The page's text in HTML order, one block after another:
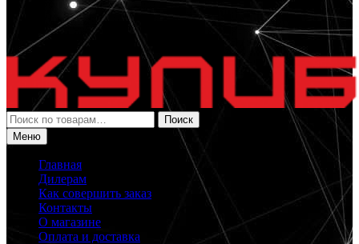
Искать:
Поиск
Меню
Главная
Дилерам
Как совершить заказ
Контакты
О магазине
Оплата и доставка